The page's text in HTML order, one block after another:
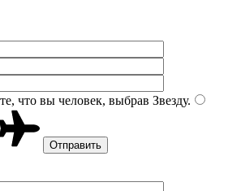
что вы человек, выбрав Звезду.